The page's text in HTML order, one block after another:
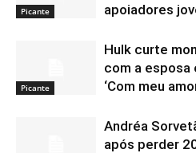
Picante
apoiadores
Picante
Hulk curte
com a esposa
‘Com meu
Andréa
após perder